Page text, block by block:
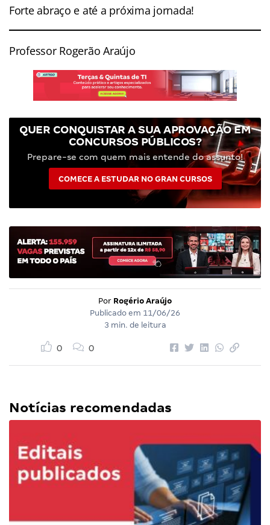
Forte abraço e até a próxima jornada!
Professor Rogerão Araújo
QUER CONQUISTAR A SUA APROVAÇÃO EM
CONCURSOS PÚBLICOS?
Prepare-se com quem mais entende do assunto!
COMECE A ESTUDAR NO GRAN CURSOS
Por Rogério Araújo
Publicado em 11/06/26
3 min. de leitura
0 0
Notícias recomendadas